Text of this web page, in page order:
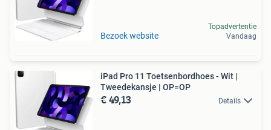
Bezoek website
Topadvertentie
Vandaag
iPad Pro 11 Toetsenbordhoes - Wit |
Tweedekansje | OP=OP
€ 49,13 Details